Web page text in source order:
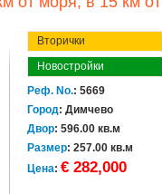
Вторички
Новостройки
Реф. No.: 5669
Город: Димчево
Двор: 596.00 кв.м
Размер: 257.00 кв.м
Цена: € 282,000